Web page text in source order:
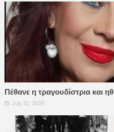
Πέθανε η τραγουδίστρια και
July 31, 2026